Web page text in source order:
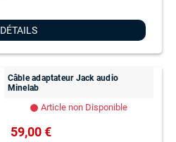
DÉTAILS
Câble adaptateur Jack audio
Minelab
lens Article non Disponible
59,00 €